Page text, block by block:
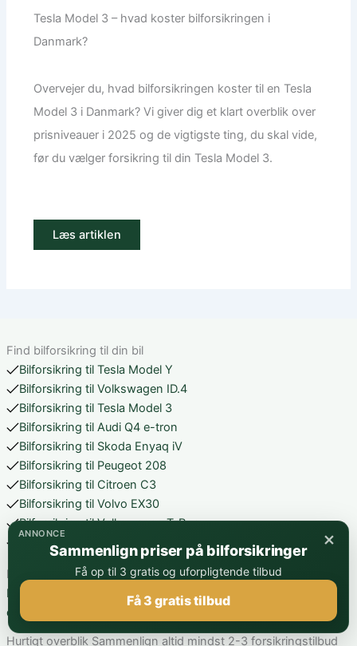
Tesla Model 3 – hvad koster bilforsikringen i
Danmark?
Overvejer du, hvad bilforsikringen koster til en Tesla
Model 3 i Danmark? Vi giver dig et klart overblik over
prisniveauer i 2025 og de vigtigste ting, du skal vide,
før du vælger forsikring til din Tesla Model 3.
Læs artiklen
Find bilforsikring til din bil
Bilforsikring til Tesla Model Y
Bilforsikring til Volkswagen ID.4
Bilforsikring til Tesla Model 3
Bilforsikring til Audi Q4 e-tron
Bilforsikring til Skoda Enyaq iV
Bilforsikring til Peugeot 208
Bilforsikring til Citroen C3
Bilforsikring til Volvo EX30
Bilforsikring til Volkswagen T-Roc
Bilforsikring til Volkswagen ID.3
Nyeste artikler
Bedste bilforsikring til elbil i Danmark: Sådan vurderer du pris,
dækning og vilkår
Hurtigt overblik Sammenlign altid mindst 2-3 forsikringstilbud
×
ANNONCE
Sammenlign priser på bilforsikringer
Få op til 3 gratis og uforpligtende tilbud
Få 3 gratis tilbud